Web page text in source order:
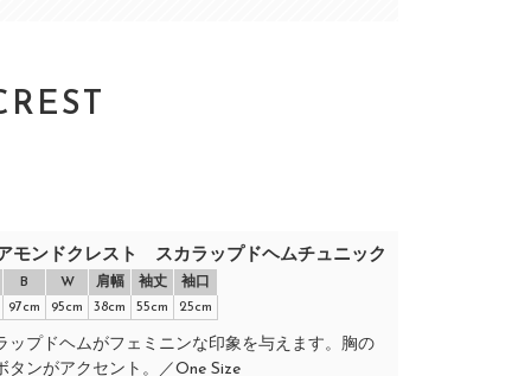
モンドクレスト スカラップドヘムチュニック
B W 肩幅 袖丈
袖口
97cm
95cm 38cm 55cm 25cm
ップドヘムがフェミニンな印象を与えます。胸の
タンがアクセント。／One Size